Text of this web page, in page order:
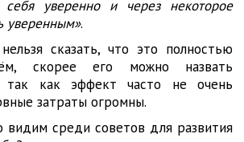
себя уверенно и через некоторое
уверенным».
сказать, что это полностью
скорее его можно назвать
так как эффект часто не очень
затраты огромны.
видим среди советов для развития